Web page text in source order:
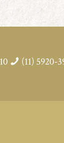
(11) 5920-